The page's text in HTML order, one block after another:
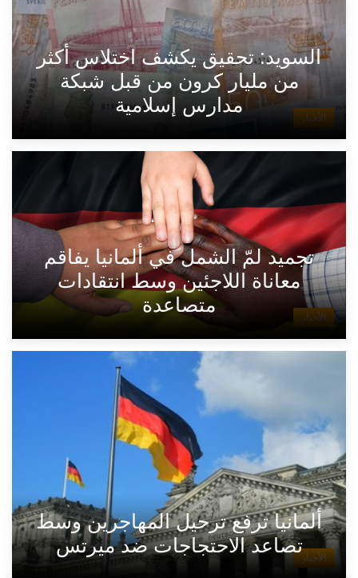
الأخبار
السويد: تحقيق يكشف اختلاس أكثر
من مليار كرون من قبل شبكة
مدارس إسلامية
الأخبار
تجميد لمّ الشمل في ألمانيا يفاقم
معاناة اللاجئين وسط انتقادات
متصاعدة
الأخبار
ألمانيا ترفع ترحيل المهاجرين وسط
تصاعد الاحتجاجات ضد ميرتس